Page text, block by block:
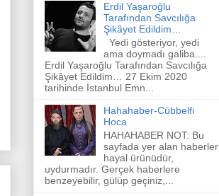
Erdil Yaşaroğlu
Tarafından Savcılığa
Şikâyet Edildim…
Yedi gösteriyor, yedi
ama doymadı galiba....
Erdil Yaşaroğlu Tarafından Savcılığa
Şikâyet Edildim… 27 Ekim 2020
tarihinde İstanbul Emn...
Hahahaber-Cübbelfi
Hoca
HAHAHABER NOT: Bu
sayfada yer alan haberler
hayal ürünüdür,
uydurmadır. Gerçek haberlere
benzeyebilir, gülüp geçiniz,...